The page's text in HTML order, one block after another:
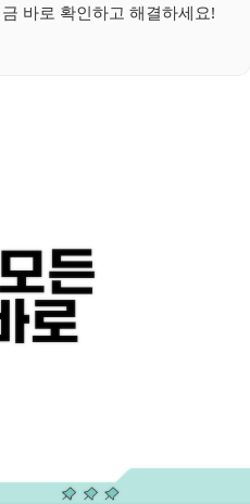
바로 확인하고 해결하세요!